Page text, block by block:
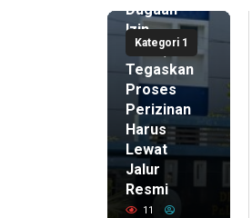
Kategori 1
Dugaan
Izin
Palsu,
Tegaskan
Proses
Perizinan
Harus
Lewat
Jalur
Resmi
11